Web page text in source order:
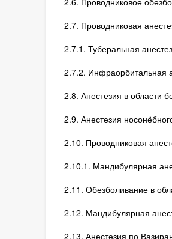
2.7. Проводниковая
2.7.1. Туберальная
2.7.2. Инфраорбитальная
2.8. Анестезия в области
2.9. Анестезия
2.10. Проводниковая
2.10.1. Мандибулярная
2.11. Обезболивание в
2.12. Мандибулярная
2.13. Анестезия по